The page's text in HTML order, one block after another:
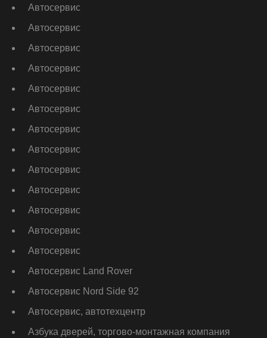
Автосервис
Автосервис
Автосервис
Автосервис
Автосервис
Автосервис
Автосервис
Автосервис
Автосервис
Автосервис
Автосервис
Автосервис
Автосервис
Автосервис Land Rover
Автосервис Nord Side 92
Автосервис, автотехцентр
Азбука дверей, торгово-монтажная компания